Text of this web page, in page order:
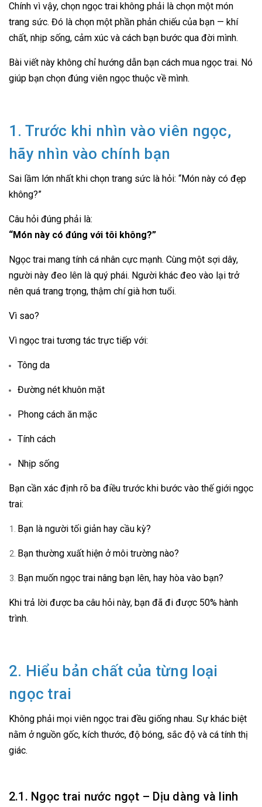
Chính vì vậy, chọn ngọc trai không phải là chọn một món
trang sức. Đó là chọn một phần phản chiếu của bạn — khí
chất, nhịp sống, cảm xúc và cách bạn bước qua đời mình.
Bài viết này không chỉ hướng dẫn bạn cách mua ngọc trai. Nó
giúp bạn chọn đúng viên ngọc thuộc về mình.
1. Trước khi nhìn vào viên ngọc,
hãy nhìn vào chính bạn
Sai lầm lớn nhất khi chọn trang sức là hỏi: “Món này có đẹp
không?”
Câu hỏi đúng phải là:
“Món này có đúng với tôi không?”
Ngọc trai mang tính cá nhân cực mạnh. Cùng một sợi dây,
người này đeo lên là quý phái. Người khác đeo vào lại trở
nên quá trang trọng, thậm chí già hơn tuổi.
Vì sao?
Vì ngọc trai tương tác trực tiếp với:
Tông da
Đường nét khuôn mặt
Phong cách ăn mặc
Tính cách
Nhịp sống
Bạn cần xác định rõ ba điều trước khi bước vào thế giới ngọc
trai:
Bạn là người tối giản hay cầu kỳ?
Bạn thường xuất hiện ở môi trường nào?
Bạn muốn ngọc trai nâng bạn lên, hay hòa vào bạn?
Khi trả lời được ba câu hỏi này, bạn đã đi được 50% hành
trình.
2. Hiểu bản chất của từng loại
ngọc trai
Không phải mọi viên ngọc trai đều giống nhau. Sự khác biệt
nằm ở nguồn gốc, kích thước, độ bóng, sắc độ và cá tính thị
giác.
2.1. Ngọc trai nước ngọt – Dịu dàng và linh